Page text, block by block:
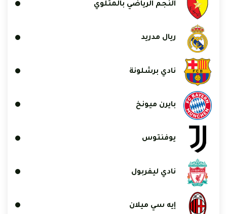
النجم الرياضي بالمتلوي
ريال مدريد
نادي برشلونة
بايرن ميونخ
يوفنتوس
نادي ليفربول
إيه سي ميلان